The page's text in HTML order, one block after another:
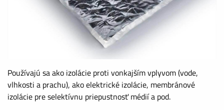
Používajú sa ako izolácie proti vonkajším vplyvom (vode,
vlhkosti a prachu), ako elektrické izolácie, membránové
izolácie pre selektívnu priepustnosť médií a pod.